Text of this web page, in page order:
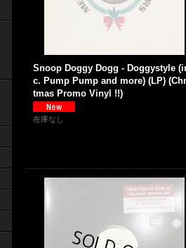
Snoop Doggy Dogg - Doggystyle
c. Pump Pump and more) (LP)
tmas Promo Vinyl !!)
在庫なし